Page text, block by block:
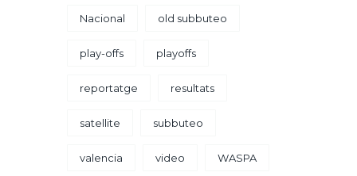
Nacional old subbuteo
play-offs playoffs
reportatge resultats
satellite subbuteo
valencia video WASPA